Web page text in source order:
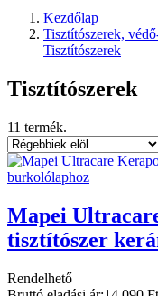
Kezdőlap
Tisztítószerek,
Tisztítószerek
Tisztítószerek
11 termék.
Mapei
tisztítószer
Rendelhető